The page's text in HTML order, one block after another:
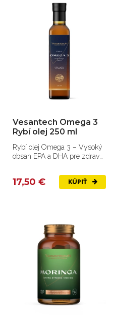
Vesantech Omega 3
Rybí olej 250 ml
Rybí olej Omega 3 – Vysoký
obsah EPA a DHA pre zdravé
17,50 € KÚPIŤ